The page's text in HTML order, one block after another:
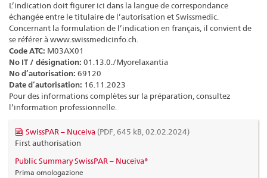
L’indication doit figurer ici dans la langue de correspondance
échangée entre le titulaire de l’autorisation et Swissmedic.
Concernant la formulation de l’indication en français, il convient de
se référer à www.swissmedicinfo.ch.
Code ATC: M03AX01
No IT / désignation: 01.13.0./Myorelaxantia
No d’autorisation: 69120
Date d’autorisation: 16.11.2023
Pour des informations complètes sur la préparation, consultez
l’information professionnelle.
SwissPAR – Nuceiva (PDF, 645 kB, 02.02.2024)
First authorisation
Public Summary SwissPAR – Nuceiva®
Prima omologazione